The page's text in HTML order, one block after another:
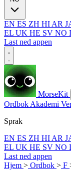
EN ES ZH HI AR
EL UK HE SV NO
Last ned appen
MorseKit
Ordbok Akademi
Sprak
EN ES ZH HI AR
EL UK HE SV NO
Last ned appen
Hjem > Ordbok > F